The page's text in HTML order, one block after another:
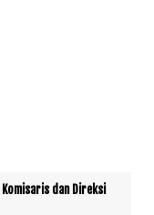
Komisaris dan Direksi